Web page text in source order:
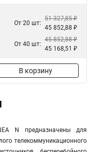
От 20 шт:
51 327,85 ₽
45 852,88 ₽
От 40 шт:
45 852,88 ₽
45 168,51 ₽
В корзину
N предназначены для
телекоммуникационного